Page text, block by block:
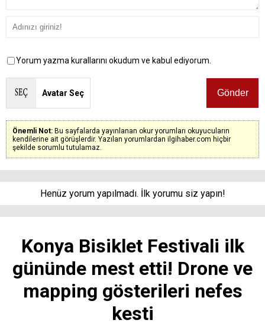
Yorum yazma kurallarını okudum ve kabul ediyorum.
Avatar Seç
Önemli Not: Bu sayfalarda yayınlanan okur yorumları okuyucuların
kendilerine ait görüşlerdir. Yazılan yorumlardan ilgihaber.com hiçbir
şekilde sorumlu tutulamaz.
Henüz yorum yapılmadı. İlk yorumu siz yapın!
Konya Bisiklet Festivali ilk
gününde mest etti! Drone ve
mapping gösterileri nefes
kesti